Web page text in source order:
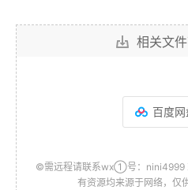
相关文
百度
©需远程请联系wx①号：
有资源均来源于网络，仅